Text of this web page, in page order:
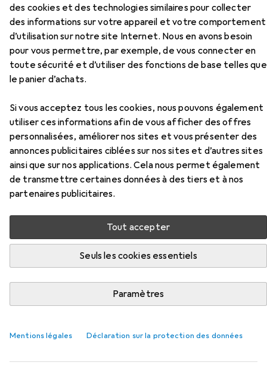
des cookies et des technologies similaires pour collecter
des informations sur votre appareil et votre comportement
d’utilisation sur notre site Internet. Nous en avons besoin
pour vous permettre, par exemple, de vous connecter en
toute sécurité et d’utiliser des fonctions de base telles que
le panier d’achats.
Si vous acceptez tous les cookies, nous pouvons également
utiliser ces informations afin de vous afficher des offres
personnalisées, améliorer nos sites et vous présenter des
annonces publicitaires ciblées sur nos sites et d’autres sites
ainsi que sur nos applications. Cela nous permet également
de transmettre certaines données à des tiers et à nos
partenaires publicitaires.
Tout accepter
Seuls les cookies essentiels
Paramètres
Mentions légales Déclaration sur la protection des données
EUR
24,–
VartaChargeur de prise LCD+ (LCD
Plug Charger+)
1 pcs, AA, Piles rechargeables + chargeur
Accessoires pour Varta Chargeur
de prise LCD+ (LCD Plug
Charger+)
Ici, vous trouverez des accessoires compatibles avec le
produit Varta Chargeur de prise LCD+ (LCD Plug
Charger+) des catégories Batteries + piles, Pile :
accessoires et Câble USB.